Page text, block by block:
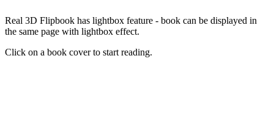
Real 3D Flipbook has lightbox feature - book can be displayed in
the same page with lightbox effect.
Click on a book cover to start reading.